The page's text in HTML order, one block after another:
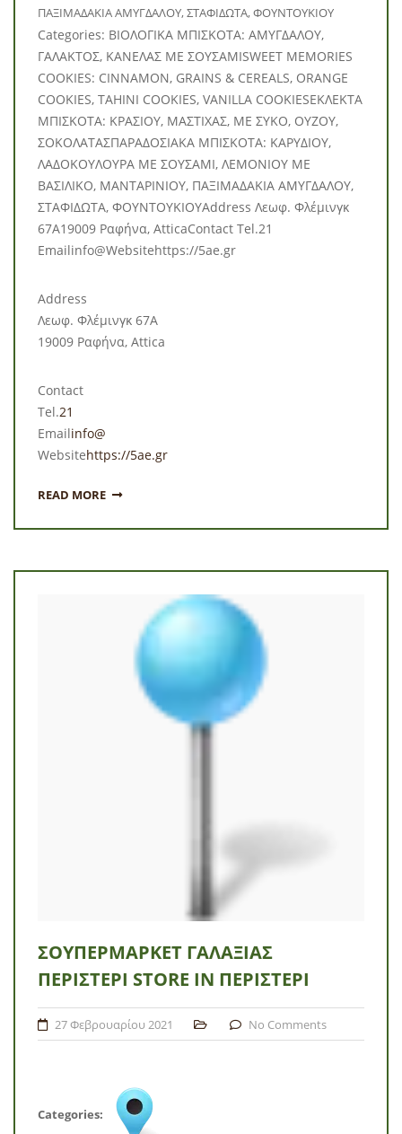
ΠΑΞΙΜΑΔΑΚΙΑ ΑΜΥΓΔΑΛΟΥ, ΣΤΑΦΙΔΩΤΑ, ΦΟΥΝΤΟΥΚΙΟΥ
Categories: BΙΟΛΟΓΙΚΑ ΜΠΙΣΚΟΤΑ: ΑΜΥΓΔΑΛΟΥ,
ΓΑΛΑΚΤΟΣ, ΚΑΝΕΛΑΣ ΜΕ ΣΟΥΣΑΜΙSWEET MEMORIES
COOKIES: CINNAMON, GRAINS & CEREALS, ORANGE
COOKIES, TAHINI COOKIES, VANILLA COOKIESΕΚΛΕΚΤΑ
ΜΠΙΣΚΟΤΑ: ΚΡΑΣΙΟΥ, ΜΑΣΤΙΧΑΣ, ΜΕ ΣΥΚΟ, ΟΥΖΟΥ,
ΣΟΚΟΛΑΤΑΣΠΑΡΑΔΟΣΙΑΚΑ ΜΠΙΣΚΟΤΑ: ΚΑΡΥΔΙΟΥ,
ΛΑΔΟΚΟΥΛΟΥΡΑ ΜΕ ΣΟΥΣΑΜΙ, ΛΕΜΟΝΙΟΥ ΜΕ
ΒΑΣΙΛΙΚΟ, ΜΑΝΤΑΡΙΝΙΟΥ, ΠΑΞΙΜΑΔΑΚΙΑ ΑΜΥΓΔΑΛΟΥ,
ΣΤΑΦΙΔΩΤΑ, ΦΟΥΝΤΟΥΚΙΟΥAddress Λεωφ. Φλέμινγκ
67Α19009 Ραφήνα, AtticaContact Tel.21
Emailinfo@Websitehttps://5ae.gr
Address
Λεωφ. Φλέμινγκ 67Α
19009 Ραφήνα, Attica
Contact
Tel.21
Emailinfo@
Websitehttps://5ae.gr
READ MORE
ΣΟΥΠΕΡΜΆΡΚΕΤ ΓΑΛΑΞΊΑΣ
ΠΕΡΙΣΤΈΡΙ STORE IN ΠΕΡΙΣΤΈΡΙ
27 Φεβρουαρίου 2021 No Comments
Categories: